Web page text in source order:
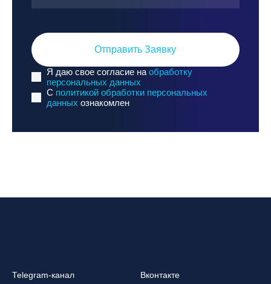
Отправить Заявку
Я даю свое согласие на обработку
персональных данных
C политикой обработки персональных
данных ознакомлен
Telegram-канал Вконтакте